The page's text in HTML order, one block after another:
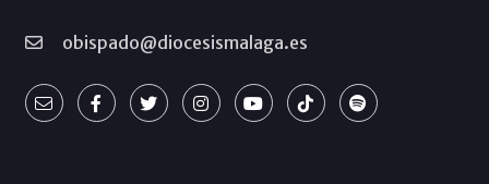
obispado@diocesismalaga.es